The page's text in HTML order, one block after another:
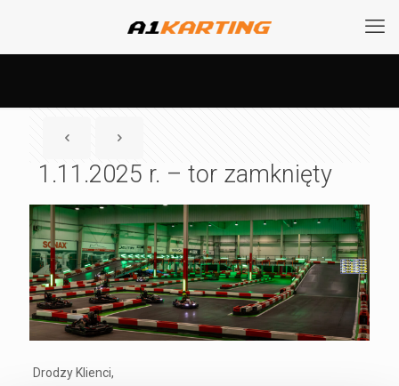
1.11.2025 r. – tor zamknięty
Drodzy Klienci,